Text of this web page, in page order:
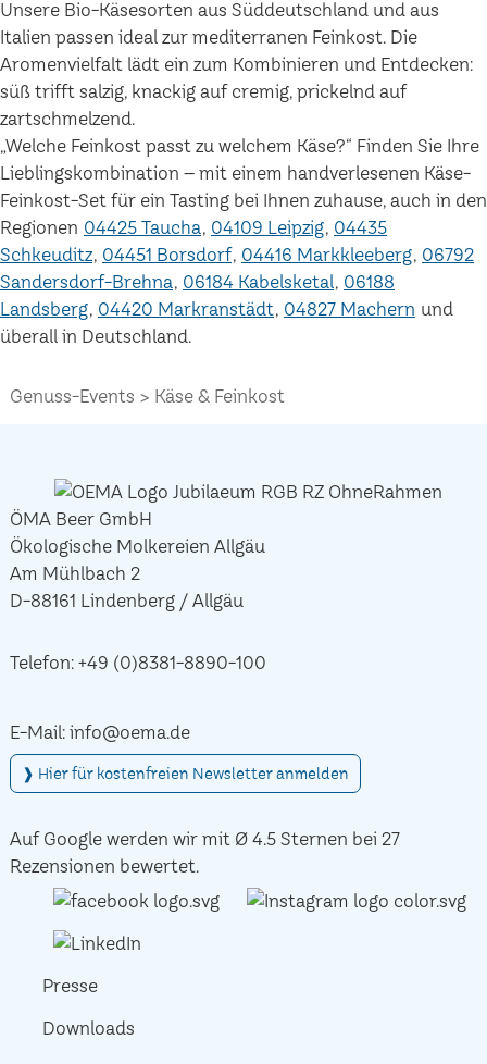
Unsere Bio-Käsesorten aus Süddeutschland und aus
Italien passen ideal zur mediterranen Feinkost. Die
Aromenvielfalt lädt ein zum Kombinieren und Entdecken:
süß trifft salzig, knackig auf cremig, prickelnd auf
zartschmelzend.
„Welche Feinkost passt zu welchem Käse?“ Finden Sie Ihre
Lieblingskombination – mit einem handverlesenen Käse-
Feinkost-Set für ein Tasting bei Ihnen zuhause, auch in den
Regionen 04425 Taucha 04109 Leipzig 04435
Schkeuditz 04451 Borsdorf 04416 Markkleeberg 06792
Sandersdorf-Brehna 06184 Kabelsketal 06188
Landsberg 04420 Markranstädt 04827 Machern und
überall in Deutschland.
Genuss-Events Käse & Feinkost
ÖMA Beer GmbH
Ökologische Molkereien Allgäu
Am Mühlbach 2
D-88161 Lindenberg / Allgäu
Telefon: +49 (0)8381-8890-100
E-Mail: info@oema.de
❱ Hier für kostenfreien Newsletter anmelden
Auf Google werden wir mit Ø 4.5 Sternen bei 27
Rezensionen bewertet.
Presse
Downloads